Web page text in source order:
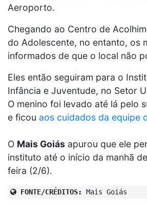
Aeroporto.
Chegando ao Centro de
do Adolescente, no entanto, os
informados de que o local não
Eles então seguiram para o
Infância e Juventude, no Setor
O menino foi levado até lá pelo
e ficou aos cuidados da equipe
O Mais Goiás apurou que ele
instituto até o início da manhã
feira (2/6).
FONTE/CRÉDITOS: Mais Goiás